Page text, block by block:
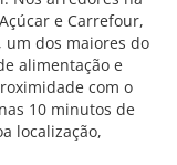
e Carrefour,
um dos maiores do
alimentação e
com o
10 minutos de
localização,